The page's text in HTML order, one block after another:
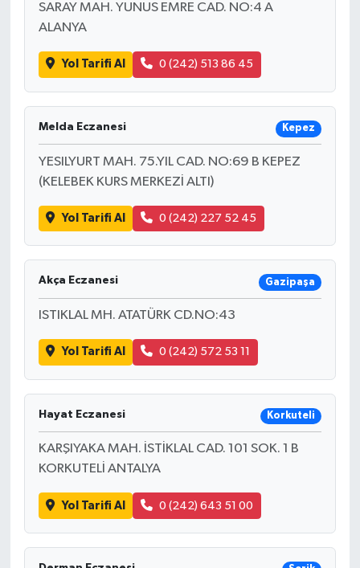
SARAY MAH. YUNUS EMRE CAD. NO:4 A
ALANYA
Yol Tarifi Al 0 (242) 513 86 45
Melda Eczanesi Kepez
YESILYURT MAH. 75.YIL CAD. NO:69 B KEPEZ
(KELEBEK KURS MERKEZİ ALTI)
Yol Tarifi Al 0 (242) 227 52 45
Akça Eczanesi Gazipaşa
ISTIKLAL MH. ATATÜRK CD.NO:43
Yol Tarifi Al 0 (242) 572 53 11
Hayat Eczanesi Korkuteli
KARŞIYAKA MAH. İSTİKLAL CAD. 101 SOK. 1 B
KORKUTELİ ANTALYA
Yol Tarifi Al 0 (242) 643 51 00